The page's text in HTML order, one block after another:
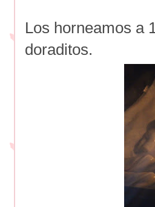
Los horneamos a
doraditos.